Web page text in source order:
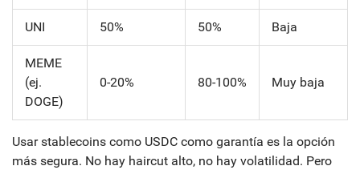
UNI 50% 50% Baja
MEME
(ej.
DOGE)
0-20% 80-100% Muy baja
Usar stablecoins como USDC como garantía es la opción
más segura. No hay haircut alto, no hay volatilidad. Pero